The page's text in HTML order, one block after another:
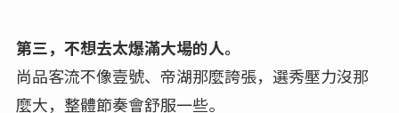
第三，不想去太爆滿大場的人。
尚品客流不像壹號、帝湖那麼誇張，選秀壓力沒那
麼大，整體節奏會舒服一些。